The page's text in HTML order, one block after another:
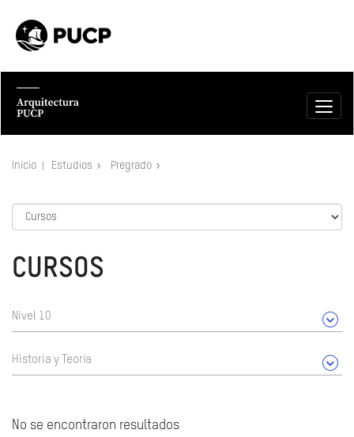
Inicio Estudios Pregrado
CURSOS
Nivel 10
Historia y Teoría
No se encontraron resultados